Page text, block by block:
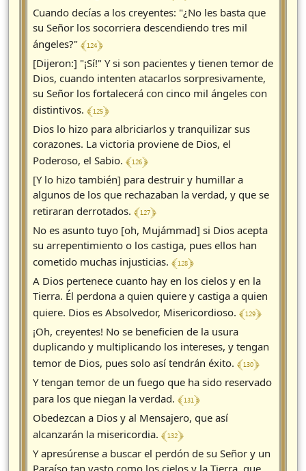
Cuando decías a los creyentes: "¿No les basta que
su Señor los socorriera descendiendo tres mil
ángeles?" ﴾ 124 ﴿
[Dijeron:] "¡Sí!" Y si son pacientes y tienen temor de
Dios, cuando intenten atacarlos sorpresivamente,
su Señor los fortalecerá con cinco mil ángeles con
distintivos. ﴾ 125 ﴿
Dios lo hizo para albriciarlos y tranquilizar sus
corazones. La victoria proviene de Dios, el
Poderoso, el Sabio. ﴾ 126 ﴿
[Y lo hizo también] para destruir y humillar a
algunos de los que rechazaban la verdad, y que se
retiraran derrotados. ﴾ 127 ﴿
No es asunto tuyo [oh, Mujámmad] si Dios acepta
su arrepentimiento o los castiga, pues ellos han
cometido muchas injusticias. ﴾ 128 ﴿
A Dios pertenece cuanto hay en los cielos y en la
Tierra. Él perdona a quien quiere y castiga a quien
quiere. Dios es Absolvedor, Misericordioso. ﴾ 129 ﴿
¡Oh, creyentes! No se beneficien de la usura
duplicando y multiplicando los intereses, y tengan
temor de Dios, pues solo así tendrán éxito. ﴾ 130 ﴿
Y tengan temor de un fuego que ha sido reservado
para los que niegan la verdad. ﴾ 131 ﴿
Obedezcan a Dios y al Mensajero, que así
alcanzarán la misericordia. ﴾ 132 ﴿
Y apresúrense a buscar el perdón de su Señor y un